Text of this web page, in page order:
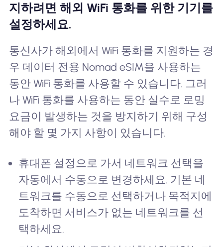
지하려면 해외 WiFi 통화를 위한 기기를
설정하세요.
통신사가 해외에서 WiFi 통화를 지원하는 경
우 데이터 전용 Nomad eSIM을 사용하는
동안 WiFi 통화를 사용할 수 있습니다. 그러
나 WiFi 통화를 사용하는 동안 실수로 로밍
요금이 발생하는 것을 방지하기 위해 구성
해야 할 몇 가지 사항이 있습니다.
휴대폰 설정으로 가서 네트워크 선택을
자동에서 수동으로 변경하세요. 기본 네
트워크를 수동으로 선택하거나 목적지에
도착하면 서비스가 없는 네트워크를 선
택하세요.